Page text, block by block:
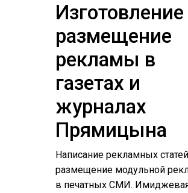
Изготовление
размещение
рекламы в
газетах и
журналах
Прямицына
Написание рекламных
размещение модульной
в печатных СМИ.